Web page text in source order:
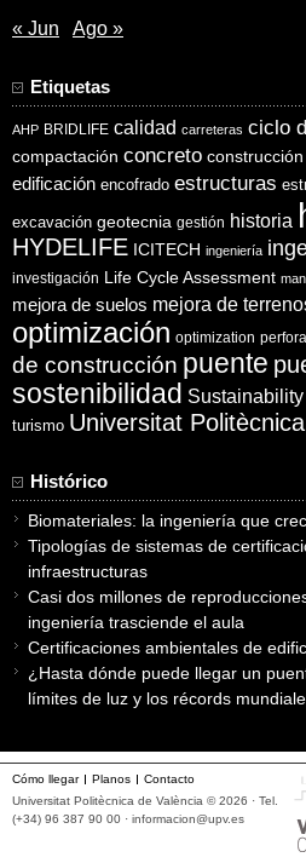
« Jun Ago »
Etiquetas
AHP BRIDLIFE calidad carreteras ciclo
compactación concreto construcción
edificación encofrado estructuras
excavación geotecnia gestión historia
HYDELIFE ICITECH ingeniería
investigación Life Cycle Assessment
mejora de suelos mejora de
optimización optimization
de construcción puente
sostenibilidad Sustainability
turismo Universitat
Histórico
Biomateriales: la ingeniería que
Tipologías de sistemas de
infraestructuras
Casi dos millones de
ingeniería trasciende el aula
Certificaciones ambientales de
¿Hasta dónde puede llegar un
límites de luz y los récords
Cómo llegar Planos
Contacto
Universitat Politècnica de València © 2026 · Tel.
(+34) 96 387 90 00 · informacion@upv.es